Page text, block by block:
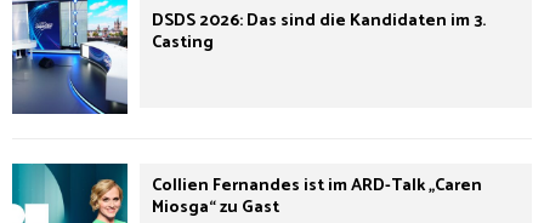
DSDS 2026: Das sind die Kandidaten im 3.
Casting
Collien Fernandes ist im ARD-Talk „Caren
Miosga“ zu Gast